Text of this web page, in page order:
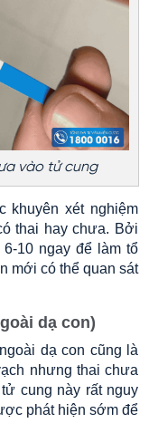
vào tử cung
khuyên xét nghiệm
thai hay chưa. Bởi
10 ngay để làm tổ
mới có thể quan sát
dạ con)
dạ con cũng là
nhưng thai chưa
cung này rất nguy
phát hiện sớm để